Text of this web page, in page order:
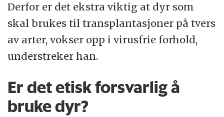
Derfor er det ekstra viktig at dyr som
skal brukes til transplantasjoner på tvers
av arter, vokser opp i virusfrie forhold,
understreker han.
Er det etisk forsvarlig å
bruke dyr?